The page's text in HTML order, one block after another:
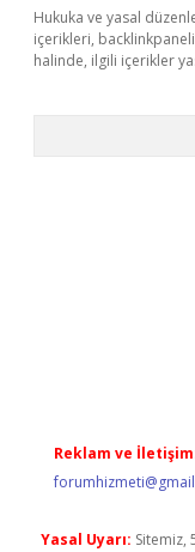
Hukuka ve yasal
içerikleri,
halinde, ilgili içerikler
Reklam ve
Yasal Uyarı: Sitemiz,